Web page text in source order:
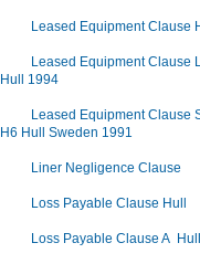
Leased Equipment Clause
Leased Equipment Clause
Hull 1994
Leased Equipment Clause
H6 Hull Sweden 1991
Liner Negligence Clause
Loss Payable Clause Hull
Loss Payable Clause A